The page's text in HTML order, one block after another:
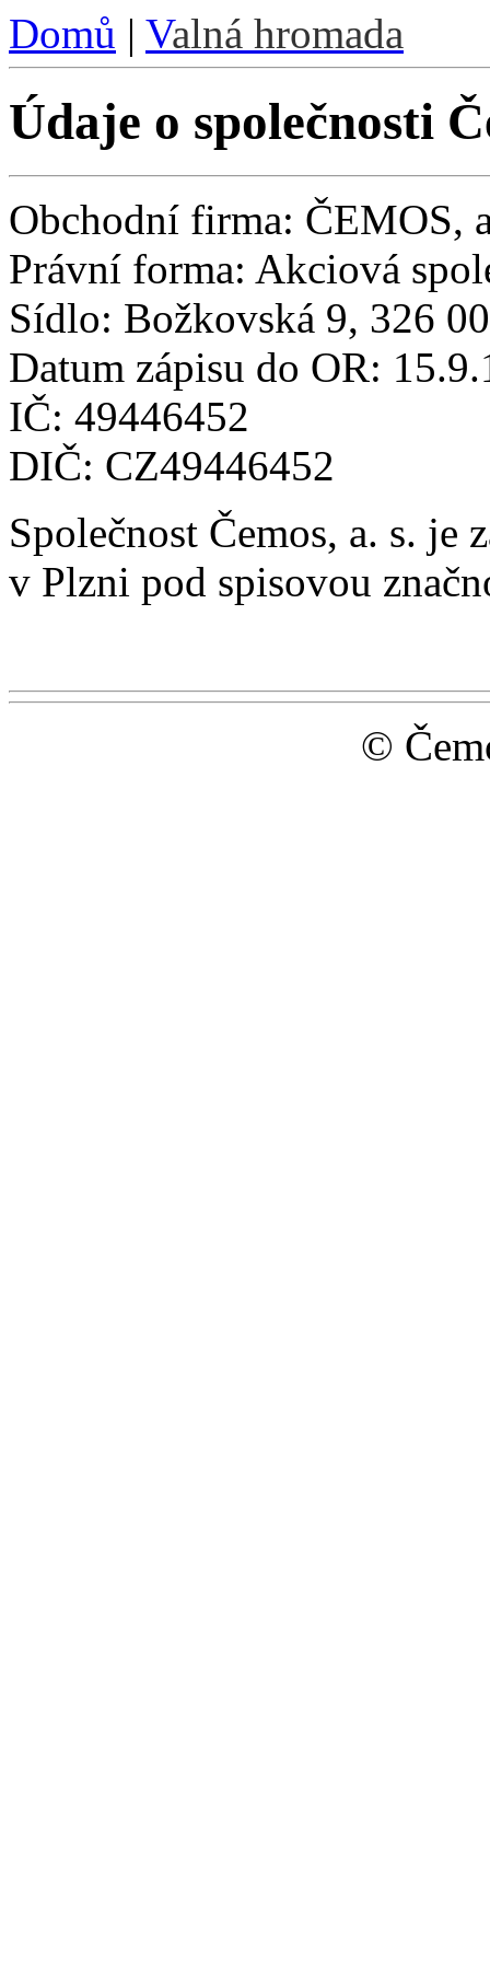
Domů | Valná hromada
Údaje o společnosti
Obchodní firma: ČEMOS,
Právní forma: Akciová
Sídlo: Božkovská 9, 326
Datum zápisu do OR:
IČ: 49446452
DIČ: CZ49446452
Společnost Čemos, a. s. je
v Plzni pod spisovou
©